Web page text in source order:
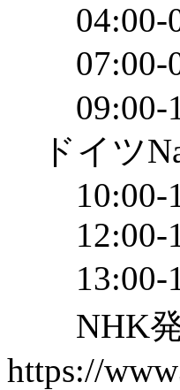
04:00-
07:00-
09:00-
ドイツ
10:00-
12:00-
13:00-
NHK発
https://